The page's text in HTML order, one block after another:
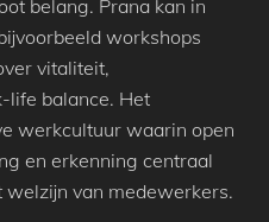
belang. Prana kan in
workshops
vitaliteit,
life balance. Het
werkcultuur waarin open
en erkenning centraal
welzijn van medewerkers.